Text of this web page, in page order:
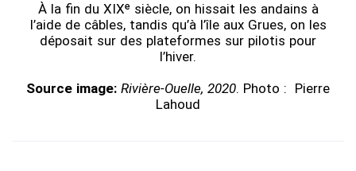
À la fin du XIXᵉ siècle, on hissait les andains à
l’aide de câbles, tandis qu’à l’île aux Grues, on les
déposait sur des plateformes sur pilotis pour
l’hiver.
Source image: Rivière-Ouelle, 2020. Photo : Pierre
Lahoud